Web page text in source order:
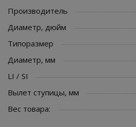
Производитель
Диаметр, дюйм
Типоразмер
Диаметр, мм
LI / SI
Вылет ступицы, мм
Вес товара: